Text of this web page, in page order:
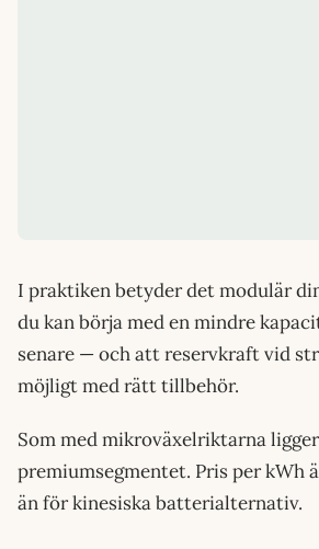
I praktiken betyder det modulär
du kan börja med en mindre
senare — och att reservkraft vid
möjligt med rätt tillbehör.
Som med mikroväxelriktarna
premiumsegmentet. Pris per kWh
än för kinesiska batterialternativ.